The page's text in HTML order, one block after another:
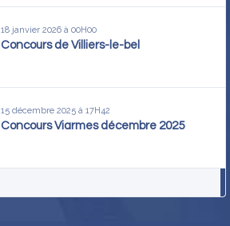
18 janvier 2026 à 00H00
Concours de Villiers-le-bel
15 décembre 2025 à 17H42
Concours Viarmes décembre 2025